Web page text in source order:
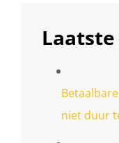
niet duur